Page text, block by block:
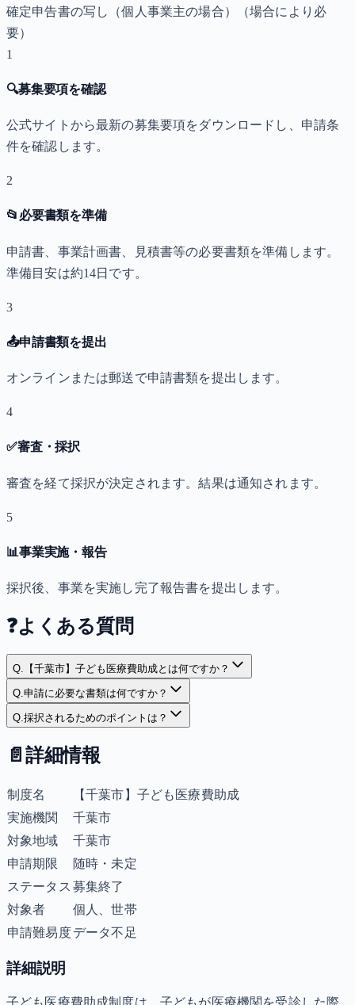
確定申告書の写し（個人事業主の場合）
（場合により必
要）
1
🔍募集要項を確認
公式サイトから最新の募集要項をダウンロードし、申請条
件を確認します。
2
📂 必要書類を準備
申請書、事業計画書、見積書等の必要書類を準備します。
準備目安は約14日です。
3
📤申請書類を提出
オンラインまたは郵送で申請書類を提出します。
4
✅審査・採択
審査を経て採択が決定されます。結果は通知されます。
5
📊事業実施・報告
採択後、事業を実施し完了報告書を提出します。
❓よくある質問
Q. 【千葉市】子ども医療費助成とは何ですか？
Q.申請に必要な書類は何ですか？
Q.採択されるためのポイントは？
📄 詳細情報
制度名
【千葉市】子ども医療費助成
実施機関
千葉市
対象地域
千葉市
申請期限
随時・未定
ステータス 募集終了
対象者
個人、世帯
申請難易度データ不足
詳細説明